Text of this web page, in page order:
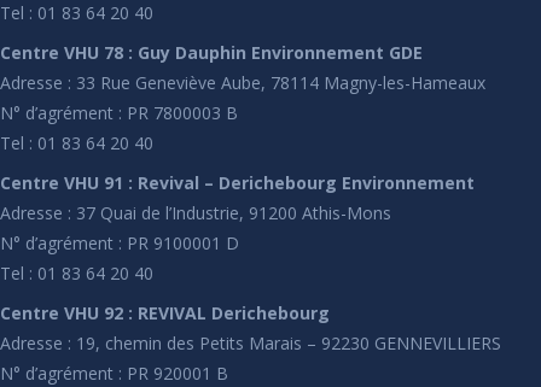
Tel : 01 83 64 20 40
Centre VHU 78 : Guy Dauphin Environnement GDE
Adresse : 33 Rue Geneviève Aube, 78114 Magny-les-Hameaux
N° d’agrément : PR 7800003 B
Tel : 01 83 64 20 40
Centre VHU 91 : Revival – Derichebourg Environnement
Adresse : 37 Quai de l’Industrie, 91200 Athis-Mons
N° d’agrément : PR 9100001 D
Tel : 01 83 64 20 40
Centre VHU 92 : REVIVAL Derichebourg
Adresse : 19, chemin des Petits Marais – 92230 GENNEVILLIERS
N° d’agrément : PR 920001 B